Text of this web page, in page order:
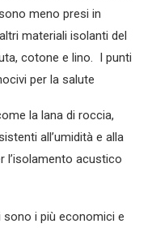
meno presi in
materiali isolanti del
cotone e lino. I punti
per la salute
la lana di roccia,
all’umidità e alla
l’isolamento acustico
i più economici e